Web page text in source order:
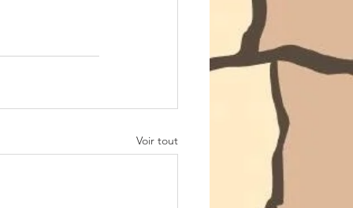
Voir tout